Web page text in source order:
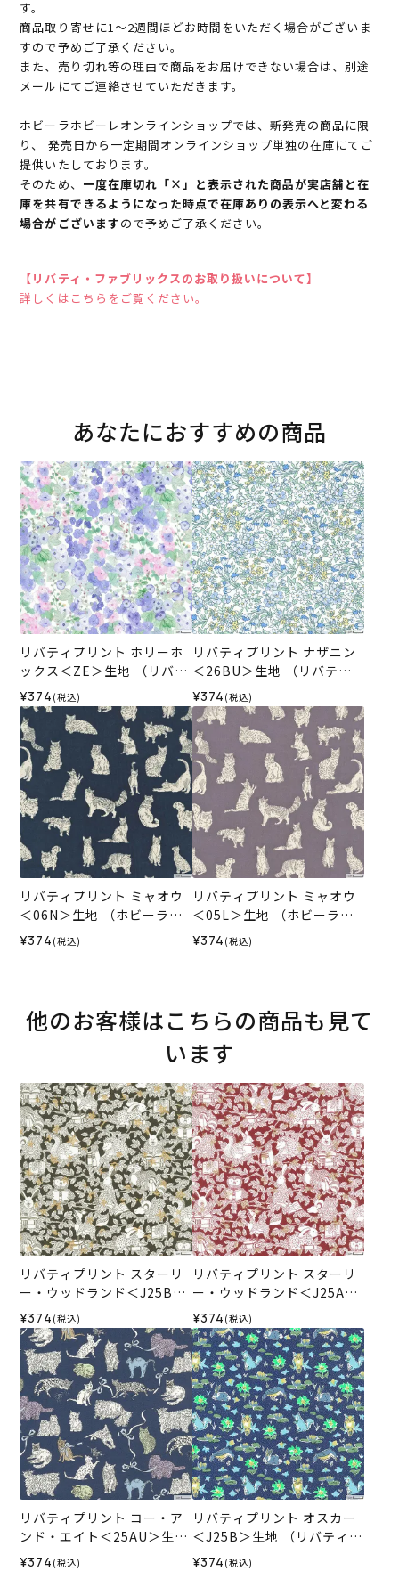
す。
商品取り寄せに1～2週間ほどお時間をいただく場合がございま
すので予めご了承ください。
また、売り切れ等の理由で商品をお届けできない場合は、別途
メールにてご連絡させていただきます。
ホビーラホビーレオンラインショップでは、新発売の商品に限
り、 発売日から一定期間オンラインショップ単独の在庫にてご
提供いたしております。
そのため、 一度在庫切れ「×」と表示された商品が実店舗と在
庫を共有できるようになった時点で在庫ありの表示へと変わる
場合がございますので予めご了承ください。
【リバティ・ファブリックスのお取り扱いについて】
詳しくはこちらをご覧ください。
あなたにおすすめの商品
リバティプリント ホリーホ
ックス＜ZE＞生地 （リバテ
ィ・ファブリックス）2025
SS
¥374 (税込)
リバティプリント ナザニン
＜26BU＞生地 （リバテ
ィ・ファブリックス）2026
SS
¥374 (税込)
リバティプリント ミャオウ
＜06N＞生地 （ホビーラホ
ビーレオリジナル）2025A
¥374 (税込)
リバティプリント ミャオウ
＜05L＞生地 （ホビーラホ
ビーレオリジナル）2025A
¥374 (税込)
他のお客様はこちらの商品も見て
います
リバティプリント スターリ
ー・ウッドランド＜J25B＞
生地 （リバティ・ファブリ
ックス）2025AW
¥374 (税込)
リバティプリント スターリ
ー・ウッドランド＜J25A＞
生地 （リバティ・ファブリ
ックス）2025AW
¥374 (税込)
リバティプリント コー・ア
ンド・エイト＜25AU＞生地
（リバティ・ファブリック
ス）2025AW
¥374 (税込)
リバティプリント オスカー
＜J25B＞生地 （リバティ・
ファブリックス）2025AW
¥374 (税込)